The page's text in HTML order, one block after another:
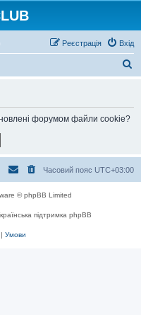
Вхід
Реєстрація
форумом файли cookie?
Часовий пояс UTC+03:00
© phpBB Limited
підтримка phpBB
| Умови